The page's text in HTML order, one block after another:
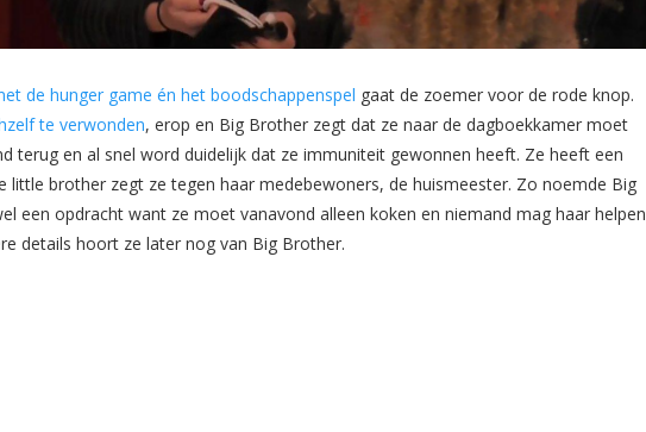
de hunger game én het boodschappenspel gaat de zoemer voor de rode knop.
te verwonden, erop en Big Brother zegt dat ze naar de dagboekkamer moet
terug en al snel word duidelijk dat ze immuniteit gewonnen heeft. Ze heeft een
little brother zegt ze tegen haar medebewoners, de huismeester. Zo noemde Big
een opdracht want ze moet vanavond alleen koken en niemand mag haar helpen
details hoort ze later nog van Big Brother.